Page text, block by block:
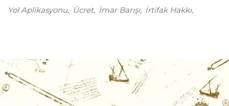
Yol Aplikasyonu
Ücret İmar Barışı İrtifak Hakkı